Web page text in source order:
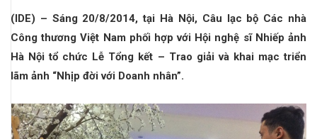
(IDE) – Sáng 20/8/2014, tại Hà Nội, Câu lạc bộ Các nhà
Công thương Việt Nam phối hợp với Hội nghệ sĩ Nhiếp ảnh
Hà Nội tổ chức Lễ Tổng kết – Trao giải và khai mạc triển
lãm ảnh “Nhịp đời với Doanh nhân”.